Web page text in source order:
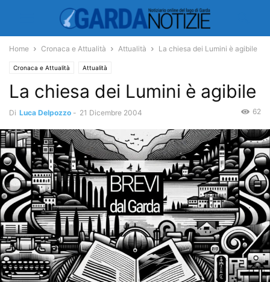
Home Cronaca e Attualità Attualità La chiesa dei Lumini è agibile
Cronaca e Attualità Attualità
La chiesa dei Lumini è agibile
Di Luca Delpozzo - 21 Dicembre 2004 62